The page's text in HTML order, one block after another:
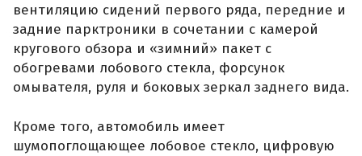
вентиляцию сидений первого ряда, передние и
задние парктроники в сочетании с камерой
кругового обзора и «зимний» пакет с
обогревами лобового стекла, форсунок
омывателя, руля и боковых зеркал заднего вида.
Кроме того, автомобиль имеет
шумопоглощающее лобовое стекло, цифровую